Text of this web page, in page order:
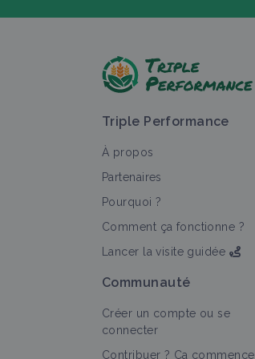
Triple Performance
À propos
Partenaires
Pourquoi ?
Comment ça fonctionne ?
Lancer la visite guidée
Communauté
Créer un compte ou se
connecter
Contribuer ? Ça commence